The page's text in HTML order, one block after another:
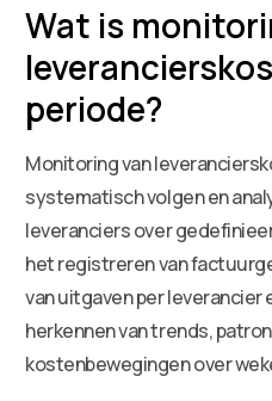
Wat is
periode?
Monitoring van
systematisch volgen en
leveranciers over
het registreren van
van uitgaven per
herkennen van trends,
kostenbewegingen over